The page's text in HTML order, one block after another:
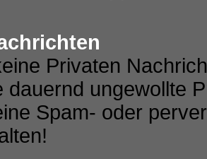
Privaten
dauernd ungewollte
Spam- oder